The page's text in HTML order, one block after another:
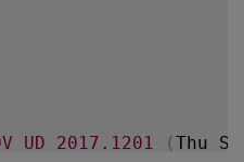
2017.1201 (Thu